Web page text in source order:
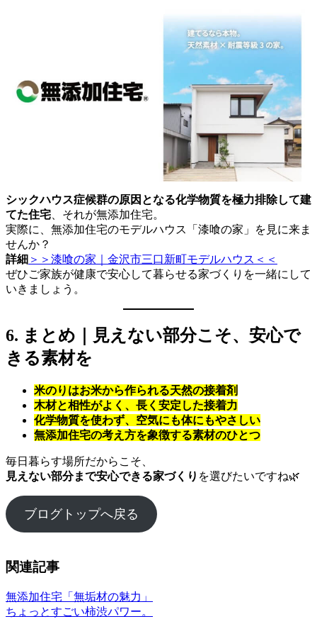
シックハウス症候群の原因となる化学物質を極力排除して建
てた住宅 、それが無添加住宅。
実際に、無添加住宅のモデルハウス「漆喰の家」を見に来ま
せんか？
詳細 ＞＞漆喰の家｜金沢市三口新町モデルハウス＜＜
ぜひご家族が健康で安心して暮らせる家づくりを一緒にして
いきましょう。
6. まとめ｜見えない部分こそ、安心で
きる素材を
米のりはお米から作られる天然の接着剤
木材と相性がよく、長く安定した接着力
化学物質を使わず、空気にも体にもやさしい
無添加住宅の考え方を象徴する素材のひとつ
毎日暮らす場所だからこそ、
見えない部分まで安心できる家づくり を選びたいですね🌿
ブログトップへ戻る
関連記事
無添加住宅「無垢材の魅力」
ちょっとすごい柿渋パワー。